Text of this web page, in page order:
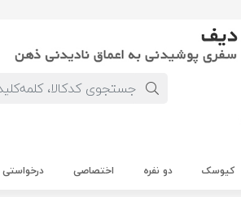
کیوسک دو نفره اختصاصی درخواستی